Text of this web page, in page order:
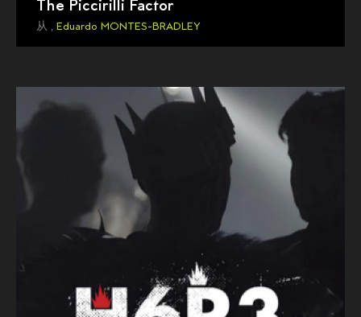
The Piccirilli Factor
从 , Eduardo MONTES-BRADLEY